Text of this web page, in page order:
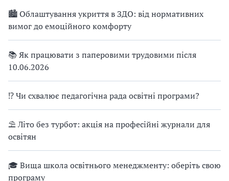
🏙 Облаштування укриття в ЗДО: від нормативних
вимог до емоційного комфорту
📚 Як працювати з паперовими трудовими після
10.06.2026
⁉ Чи схвалює педагогічна рада освітні програми?
⛱ Літо без турбот: акція на професійні журнали для
освітян
🎓 Вища школа освітнього менеджменту: оберіть свою
програму